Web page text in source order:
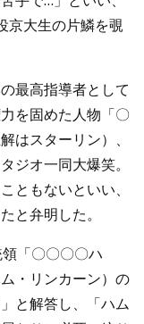
京大生の片鱗を覗
最高指導者として
を固めた人物「〇
はスターリン）、
ジオ一同大爆笑。
ともないといい、
と弁明した。
「〇〇〇〇ハ
・リンカーン）の
と解答し、「ハム